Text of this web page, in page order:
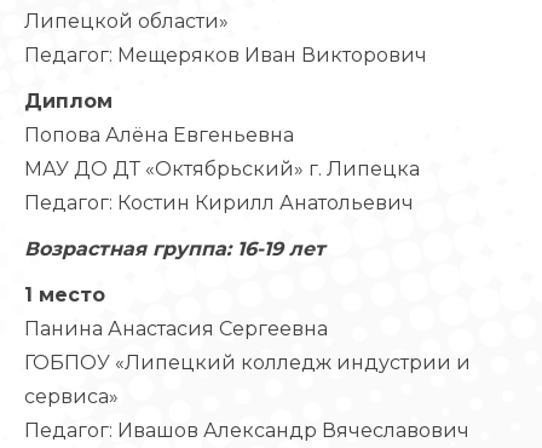
Липецкой области»
Педагог: Мещеряков Иван Викторович
Диплом
Попова Алёна Евгеньевна
МАУ ДО ДТ «Октябрьский» г. Липецка
Педагог: Костин Кирилл Анатольевич
Возрастная группа: 16-19 лет
1 место
Панина Анастасия Сергеевна
ГОБПОУ «Липецкий колледж индустрии и
сервиса»
Педагог: Ивашов Александр Вячеславович